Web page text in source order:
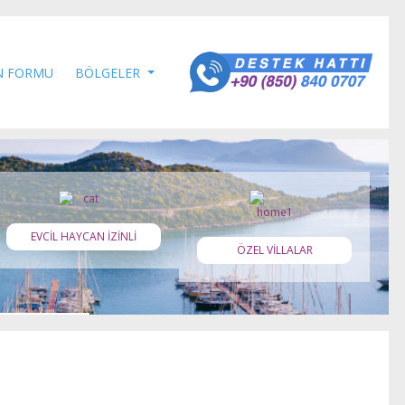
FORMU BÖLGELER
EVCİL HAYCAN İZİNLİ
ÖZEL VİLLALAR